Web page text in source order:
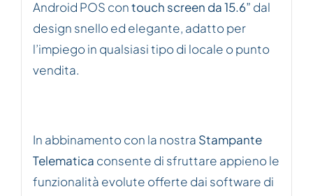
Android POS contouch screen da 15.6” dal
design snello ed elegante, adatto per
l’impiego in qualsiasi tipo di locale o punto
vendita.
In abbinamento con la nostra Stampante
Telematica consente di sfruttare appieno le
funzionalità evolute offerte dai software di